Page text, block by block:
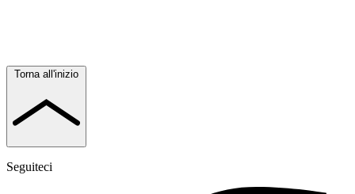
Torna all'inizio
Seguiteci